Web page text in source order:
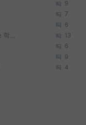
9
7
6
우리나라도 학구 열풍보면 Higher Doctorate 학위가 필요하다고 봅니다. 13
6
9
4